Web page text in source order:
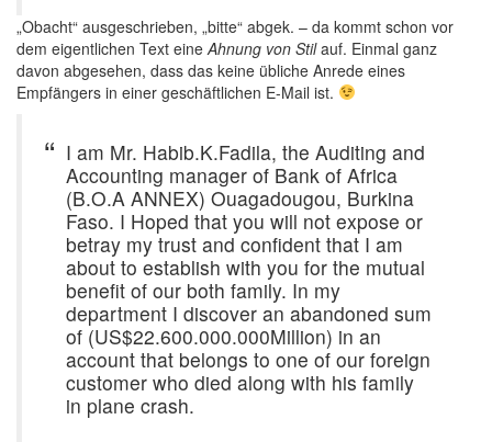
„Obacht“ ausgeschrieben, „bitte“ abgek. – da kommt schon vor
dem eigentlichen Text eineAhnung von Stilauf. Einmal ganz
davon abgesehen, dass das keine übliche Anrede eines
Empfängers in einer geschäftlichen E-Mail ist.
I am Mr. Habib.K.Fadila, the Auditing and
Accounting manager of Bank of Africa
(B.O.A ANNEX) Ouagadougou, Burkina
Faso. I Hoped that you will not expose or
betray my trust and confident that I am
about to establish with you for the mutual
benefit of our both family. In my
department I discover an abandoned sum
of (US$22.600.000.000Million) in an
account that belongs to one of our foreign
customer who died along with his family
in plane crash.